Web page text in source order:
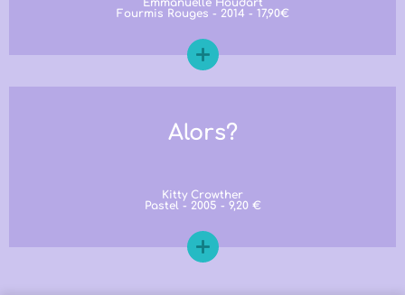
Fourmis Rouges - 2014 - 17,90€
Alors?
Kitty Crowther
Pastel - 2005 - 9,20 €